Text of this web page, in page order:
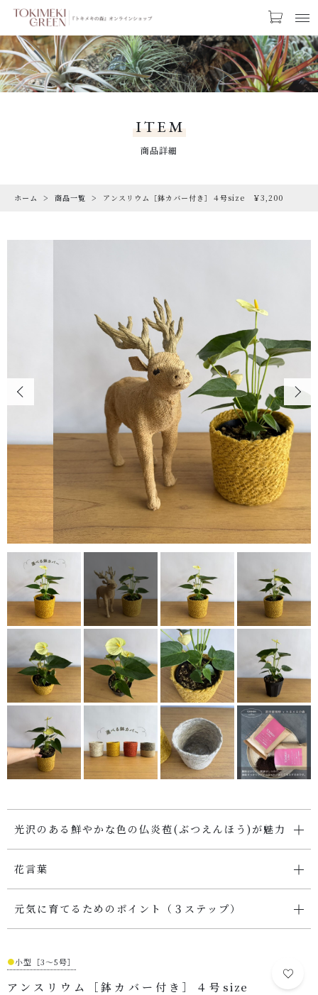
お気に入り LOGIN
RARE
NEWS
ABOUT US
当店について
POINT
育て方のコツ
CHECKED PRODUCTS
最近チェックした商品
ORDER HISTORY
注文履歴
SHOP
店舗概要
SHOPPING GUIDE
ショッピングガイド
PRIVACY
プライバシーポリシー
お問い合わせ
ITEM
商品詳細
ホーム 商品一覧 アンスリウム［鉢カバー付き］４号size ￥3,200
光沢のある鮮やかな色の仏炎苞(ぶつえんほう)が魅力
花言葉
元気に育てるためのポイント（３ステップ）
●小型［3～5号］
アンスリウム［鉢カバー付き］４号size
カートに商品を追加しました
アンスリウム［鉢カバー付き］４号size
【鉢カバーのカラーを選択】
【ギフトラッピング】
数量
ショッピングを続ける
カートを確認する